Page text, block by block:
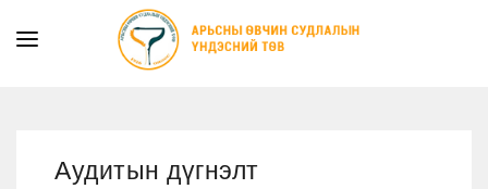
ХУУЛЬ ЭРХ ЗҮЙ
Аудитын дүгнэлт